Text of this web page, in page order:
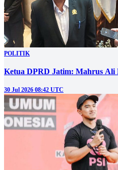
POLITIK
Ketua DPRD Jatim: Mahrus Ali
30 Jul 2026 08:42 UTC